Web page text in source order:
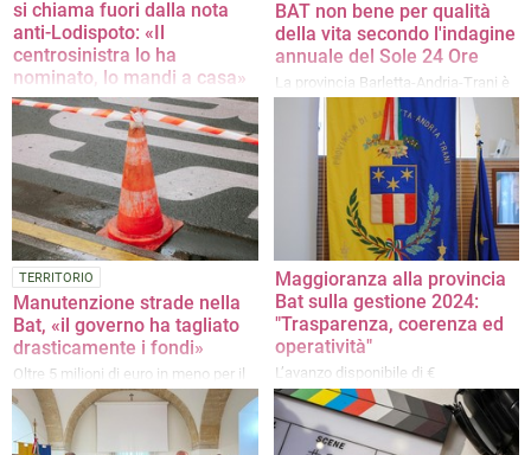
si chiama fuori dalla nota
anti-Lodispoto: «Il
centrosinistra lo ha
nominato, lo mandi a casa»
Il sindaco di Barletta non ha firmato
il documento dei primi cittadini
contro il presidente della Provincia
BAT non bene per qualità
della vita secondo l'indagine
annuale del Sole 24 Ore
La provincia Barletta-Andria-Trani è
risultata 86esima nella classifica
del giornale di Confindustria
TERRITORIO
Manutenzione strade nella
Bat, «il governo ha tagliato
drasticamente i fondi»
Oltre 5 milioni di euro in meno per il
periodo 2025–2028
Maggioranza alla provincia
Bat sulla gestione 2024:
"Trasparenza, coerenza ed
operatività"
L’avanzo disponibile di €
4.751.035,88: "Da considerarsi
assolutamente positivo e non certo
frutto di incapacità amministrativa"